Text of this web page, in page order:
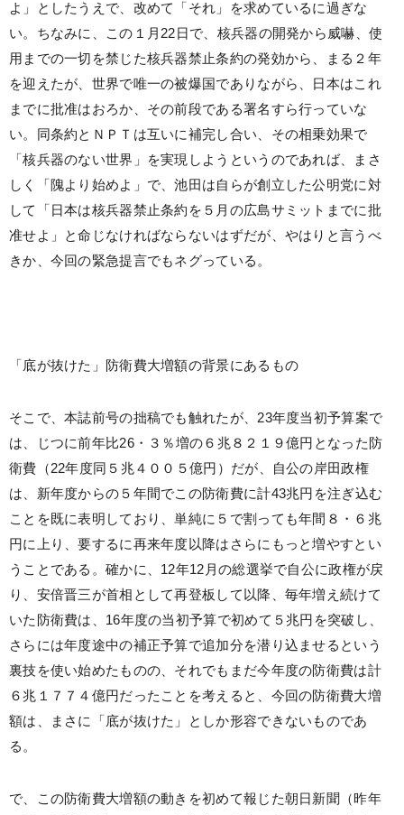
よ」としたうえで、改めて「それ」を求めているに過ぎな
い。ちなみに、この１月22日で、核兵器の開発から威嚇、使
用までの一切を禁じた核兵器禁止条約の発効から、まる２年
を迎えたが、世界で唯一の被爆国でありながら、日本はこれ
までに批准はおろか、その前段である署名すら行っていな
い。同条約とＮＰＴは互いに補完し合い、その相乗効果で
「核兵器のない世界」を実現しようというのであれば、まさ
しく「隗より始めよ」で、池田は自らが創立した公明党に対
して「日本は核兵器禁止条約を５月の広島サミットまでに批
准せよ」と命じなければならないはずだが、やはりと言うべ
きか、今回の緊急提言でもネグっている。
「底が抜けた」防衛費大増額の背景にあるもの
そこで、本誌前号の拙稿でも触れたが、23年度当初予算案で
は、じつに前年比26・３％増の６兆８２１９億円となった防
衛費（22年度同５兆４００５億円）だが、自公の岸田政権
は、新年度からの５年間でこの防衛費に計43兆円を注ぎ込む
ことを既に表明しており、単純に５で割っても年間８・６兆
円に上り、要するに再来年度以降はさらにもっと増やすとい
うことである。確かに、12年12月の総選挙で自公に政権が戻
り、安倍晋三が首相として再登板して以降、毎年増え続けて
いた防衛費は、16年度の当初予算で初めて５兆円を突破し、
さらには年度途中の補正予算で追加分を潜り込ませるという
裏技を使い始めたものの、それでもまだ今年度の防衛費は計
６兆１７７４億円だったことを考えると、今回の防衛費大増
額は、まさに「底が抜けた」としか形容できないものであ
る。
で、この防衛費大増額の動きを初めて報じた朝日新聞（昨年